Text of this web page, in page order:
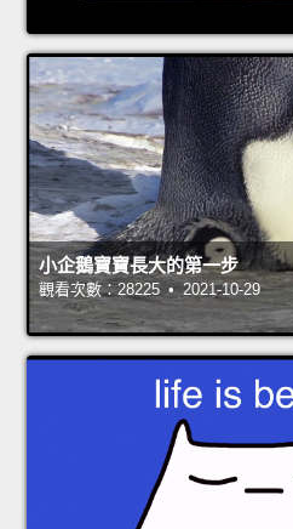
小企鵝寶寶長大的第一步
觀看次數：28225 • 2021-10-29